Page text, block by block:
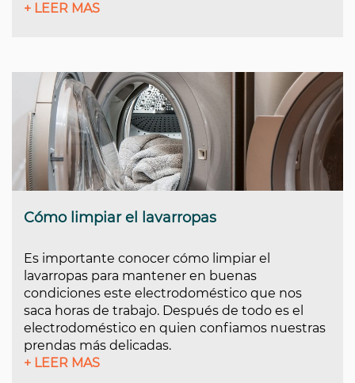
+ LEER MAS
Cómo limpiar el lavarropas
Es importante conocer cómo limpiar el
lavarropas para mantener en buenas
condiciones este electrodoméstico que nos
saca horas de trabajo. Después de todo es el
electrodoméstico en quien confiamos nuestras
prendas más delicadas.
+ LEER MAS